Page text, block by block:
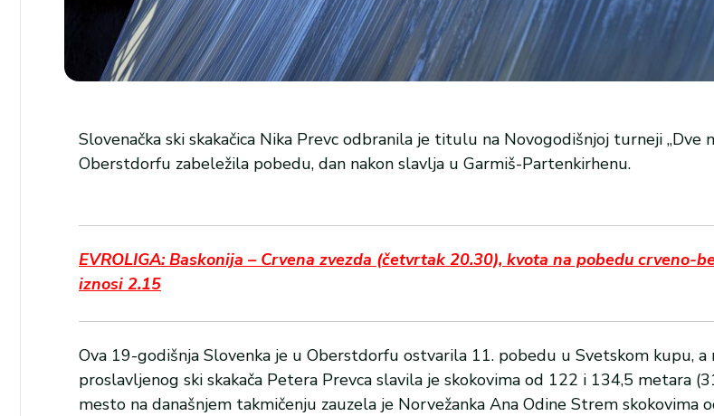
Slovenačka ski skakačica Nika Prevc odbranila je titulu na Novogodišnjoj turneji „Dve
Oberstdorfu zabeležila pobedu, dan nakon slavlja u Garmiš-Partenkirhenu.
EVROLIGA: Baskonija – Crvena zvezda (četvrtak 20.30), kvota na pobedu crveno-
iznosi 2.15
Ova 19-godišnja Slovenka je u Oberstdorfu ostvarila 11. pobedu u Svetskom kupu, a
proslavljenog ski skakača Petera Prevca slavila je skokovima od 122 i 134,5 metara
mesto na današnjem takmičenju zauzela je Norvežanka Ana Odine Strem skokovima